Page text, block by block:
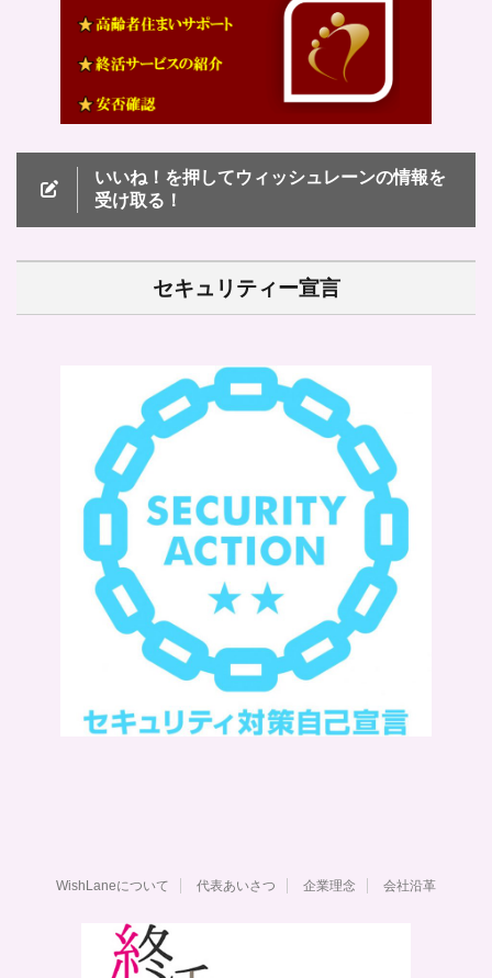
いいね！を押してウィッシュレーンの情報を
受け取る！
セキュリティー宣言
WishLaneについて 代表あいさつ 企業理念 会社沿革